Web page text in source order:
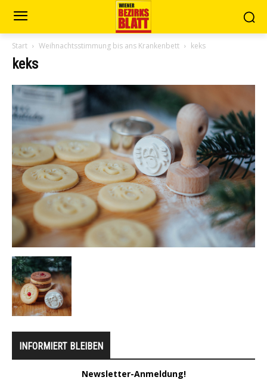
Start Weihnachtsstimmung bis ans Krankenbett keks
keks
INFORMIERT BLEIBEN
Newsletter-Anmeldung!